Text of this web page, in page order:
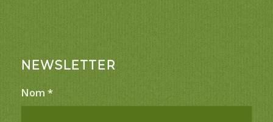
NEWSLETTER
Nom *